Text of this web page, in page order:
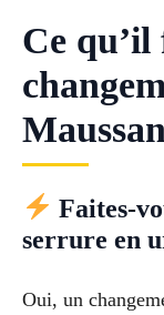
Ce
Faites-
serrure en
Oui, un